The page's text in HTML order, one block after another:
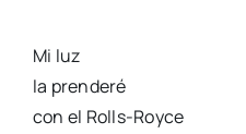
Mi luz
la prenderé
con el Rolls-Royce